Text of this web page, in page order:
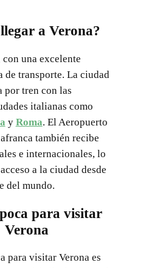
a Verona?
con una excelente
de transporte. La ciudad
por tren con las
italianas como
y Roma. El Aeropuerto
también recibe
e internacionales, lo
a la ciudad desde
del mundo.
para visitar
Verona
para visitar Verona es